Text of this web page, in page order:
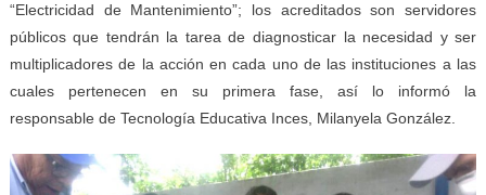
“Electricidad de Mantenimiento”; los acreditados son servidores
públicos que tendrán la tarea de diagnosticar la necesidad y ser
multiplicadores de la acción en cada uno de las instituciones a las
cuales pertenecen en su primera fase, así lo informó la
responsable de Tecnología Educativa Inces, Milanyela González.